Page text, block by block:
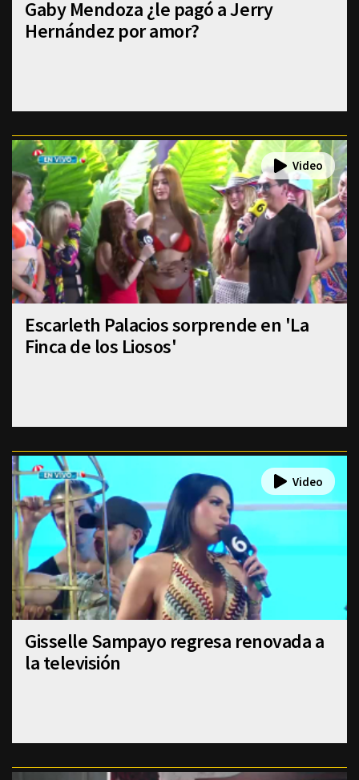
Gaby Mendoza ¿le pagó a Jerry
Hernández por amor?
Escarleth Palacios sorprende en 'La
Finca de los Liosos'
Gisselle Sampayo regresa renovada a
la televisión